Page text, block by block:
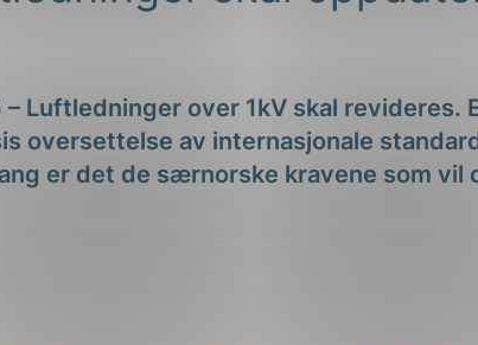
Luftledninger over 1kV skal revideres.
oversettelse av internasjonale
er det de særnorske kravene som vil